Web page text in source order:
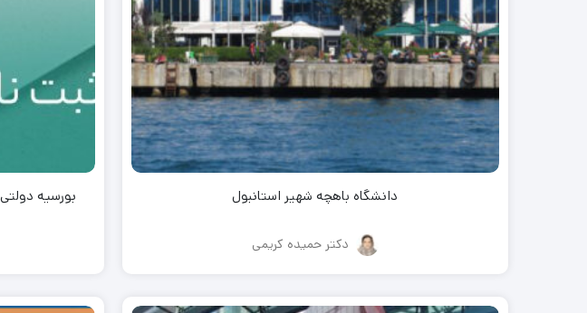
دانشگاه باهچه شهیر استانبول
دکتر حمیده کریمی
بورسیه